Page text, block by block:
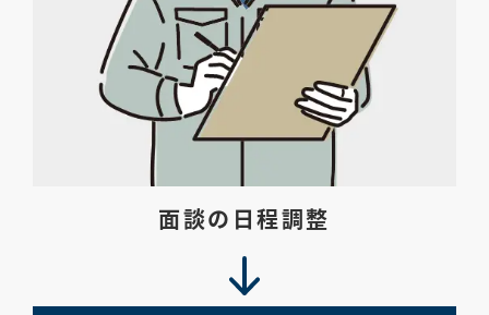
面談の日程調整